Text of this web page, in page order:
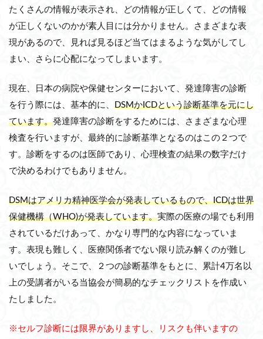
たくさんの情報が表示され、どの情報が正しくて、どの情報
が正しくないのかが素人目には分かりません。さまざまな表
現があるので、見れば見るほど当てはまるような気がしてし
まい、さらに心配になってしまいます。
現在、日本の病院や保健センターにおいて、発達障害の診断
を行う際には、基本的に、 DSMかICDという診断基準を元にし
ています。発達障害の診断をするためには、さまざまな心理
検査を行いますが、最終的に診断基準となるのはこの２つで
す。診断をするのは医師であり、心理検査の結果の数字だけ
で決めるわけでもありません。
DSMはアメリカ精神医学会が発表しているもので、ICDは世界
保健機構（WHO)が発表しています。実際の医療の場でも利用
されているだけあって、かなり専門的な内容になっていま
す。表現も難しく、医療関係者でない限り読み解くのが難し
いでしょう。そこで、２つの診断基準をもとに、累計4万名以
上の受講者がいる当協会が簡易的なチェックリストを作成い
たしました。
※セルフ診断には限界がありますし、リスクも伴いますの